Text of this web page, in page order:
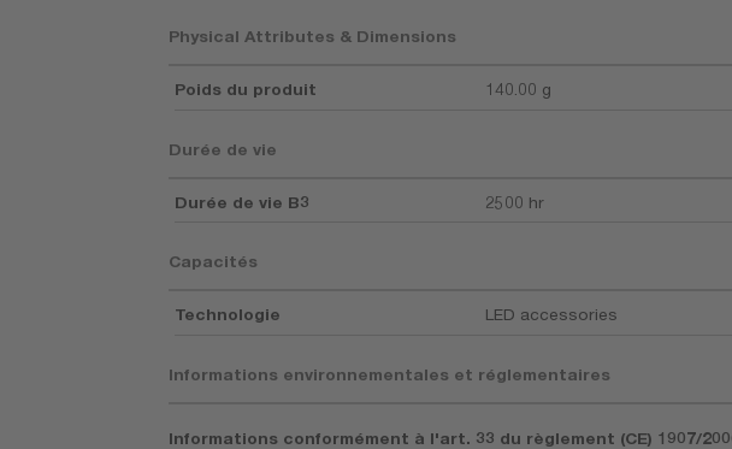
Physical Attributes & Dimensions
Poids du produit 140.00 g
Durée de vie
Durée de vie B3 2500 hr
Capacités
Technologie LED accessories
Informations environnementales et réglementaires
Informations conformément à l'art. 33 du règlement (CE) 1907/